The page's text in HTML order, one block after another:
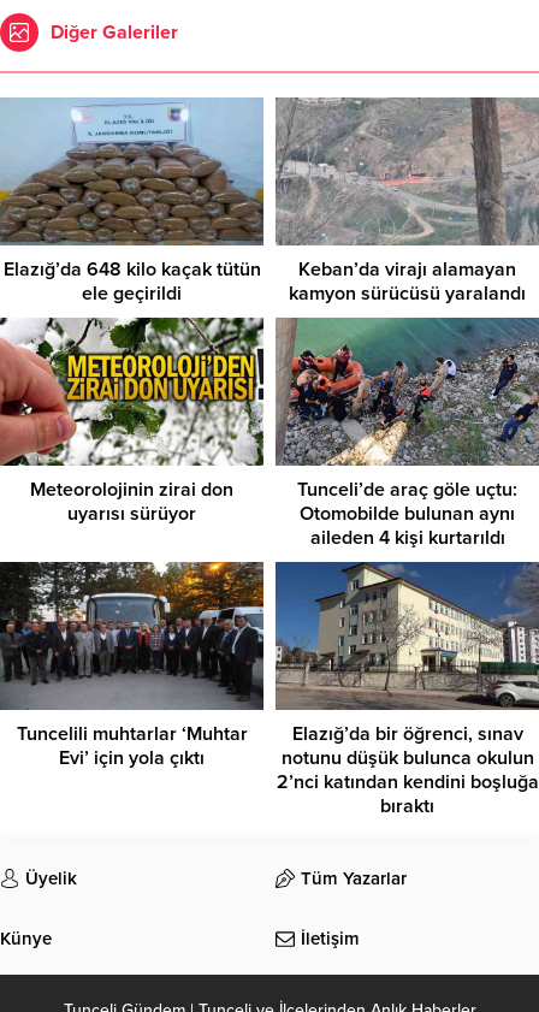
Diğer Galeriler
Elazığ’da 648 kilo kaçak tütün
ele geçirildi
Keban’da virajı alamayan
kamyon sürücüsü yaralandı
Meteorolojinin zirai don
uyarısı sürüyor
Tunceli’de araç göle uçtu:
Otomobilde bulunan aynı
aileden 4 kişi kurtarıldı
Tuncelili muhtarlar ‘Muhtar
Evi’ için yola çıktı
Elazığ’da bir öğrenci, sınav
notunu düşük bulunca okulun
2’nci katından kendini boşluğa
bıraktı
Üyelik Tüm Yazarlar
Künye İletişim